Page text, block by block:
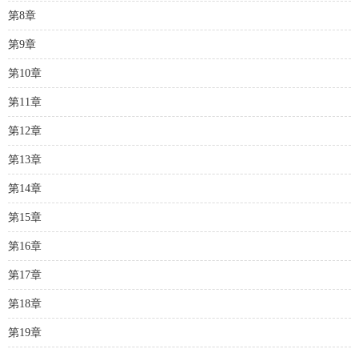
第8章
第9章
第10章
第11章
第12章
第13章
第14章
第15章
第16章
第17章
第18章
第19章